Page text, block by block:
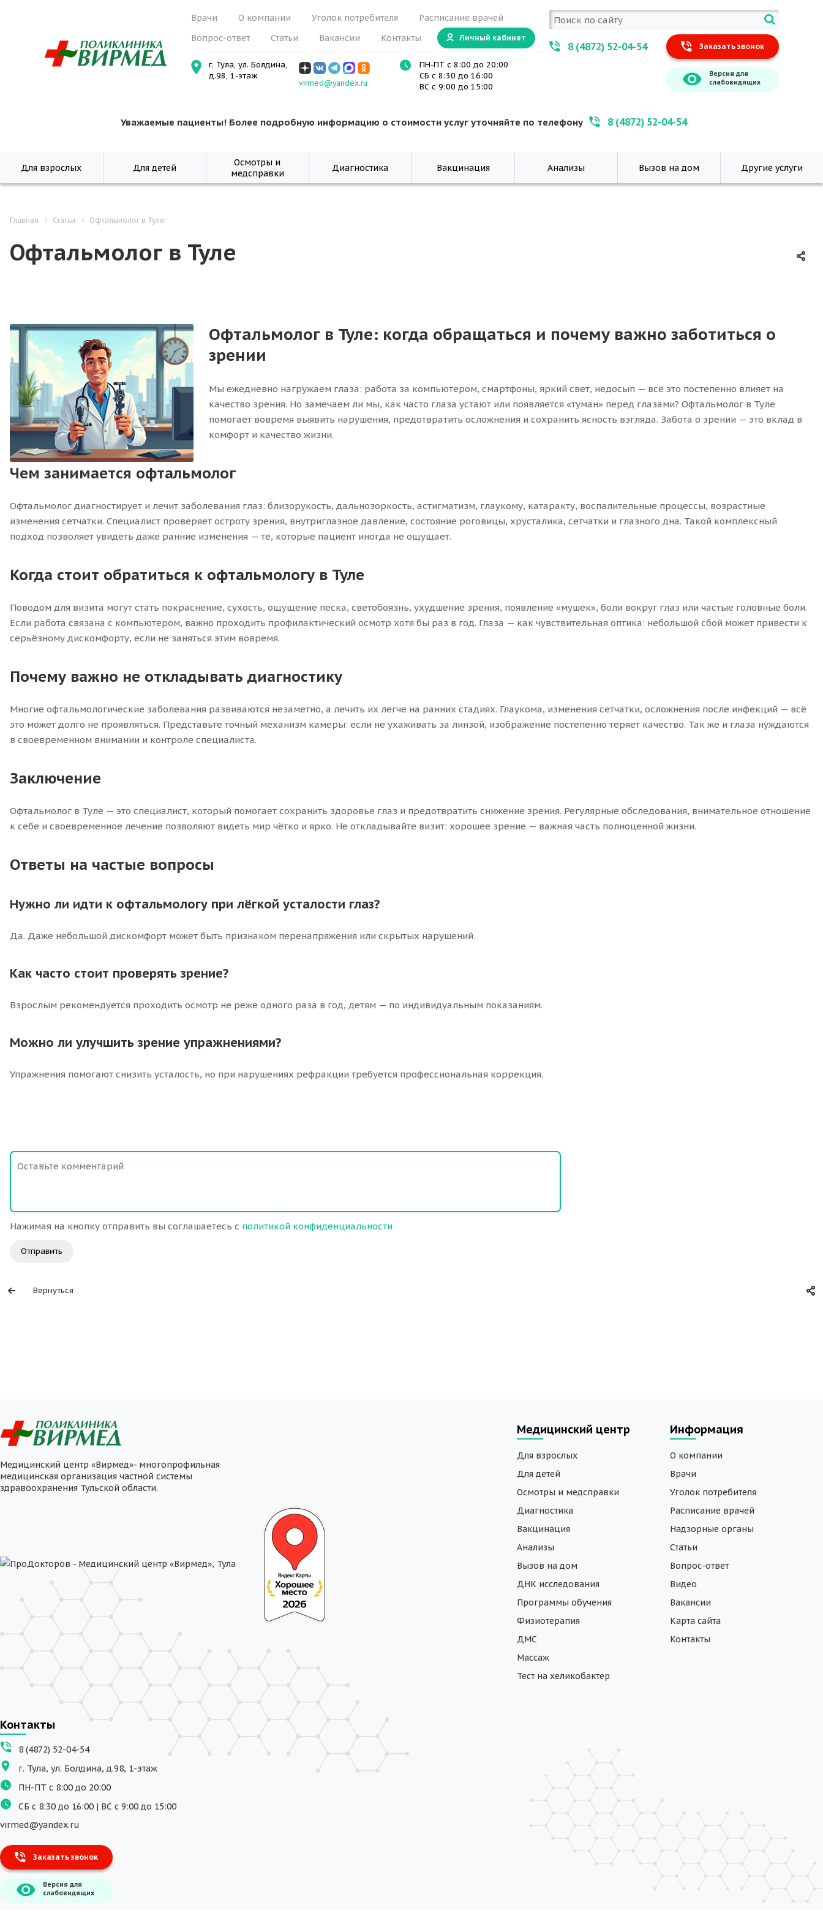
Врачи О компании Уголок потребителя
Расписание врачей
Вопрос-ответ
Статьи Вакансии Контакты Личный кабинет
г. Тула, ул. Болдина,
д.98, 1-этаж
virmed@yandex.ru
ПН-ПТ с 8:00 до 20:00
СБ с 8:30 до 16:00
ВС с 9:00 до 15:00
8 (4872) 52-04-54 Заказать звонок
Версия для
слабовидящих
Уважаемые пациенты! Более подробную информацию о стоимости услуг уточняйте по телефону 8 (4872) 52-04-54
Для взрослых Для детей
Осмотры и
медсправки
Диагностика Вакцинация Анализы Вызов на дом Другие услуги
Главная Статьи Офтальмолог в Туле
Офтальмолог в Туле
Офтальмолог в Туле: когда обращаться и почему важно заботиться о
зрении
Мы ежедневно нагружаем глаза: работа за компьютером, смартфоны, яркий свет, недосып — всё это постепенно влияет на
качество зрения. Но замечаем ли мы, как часто глаза устают или появляется «туман» перед глазами? Офтальмолог в Туле
помогает вовремя выявить нарушения, предотвратить осложнения и сохранить ясность взгляда. Забота о зрении — это вклад в
комфорт и качество жизни.
Чем занимается офтальмолог
Офтальмолог диагностирует и лечит заболевания глаз: близорукость, дальнозоркость, астигматизм, глаукому, катаракту, воспалительные процессы, возрастные
изменения сетчатки. Специалист проверяет остроту зрения, внутриглазное давление, состояние роговицы, хрусталика, сетчатки и глазного дна. Такой комплексный
подход позволяет увидеть даже ранние изменения — те, которые пациент иногда не ощущает.
Когда стоит обратиться к офтальмологу в Туле
Поводом для визита могут стать покраснение, сухость, ощущение песка, светобоязнь, ухудшение зрения, появление «мушек», боли вокруг глаз или частые головные боли.
Если работа связана с компьютером, важно проходить профилактический осмотр хотя бы раз в год. Глаза — как чувствительная оптика: небольшой сбой может привести к
серьёзному дискомфорту, если не заняться этим вовремя.
Почему важно не откладывать диагностику
Многие офтальмологические заболевания развиваются незаметно, а лечить их легче на ранних стадиях. Глаукома, изменения сетчатки, осложнения после инфекций — всё
это может долго не проявляться. Представьте точный механизм камеры: если не ухаживать за линзой, изображение постепенно теряет качество. Так же и глаза нуждаются
в своевременном внимании и контроле специалиста.
Заключение
Офтальмолог в Туле — это специалист, который помогает сохранить здоровье глаз и предотвратить снижение зрения. Регулярные обследования, внимательное отношение
к себе и своевременное лечение позволяют видеть мир чётко и ярко. Не откладывайте визит: хорошее зрение — важная часть полноценной жизни.
Ответы на частые вопросы
Нужно ли идти к офтальмологу при лёгкой усталости глаз?
Да. Даже небольшой дискомфорт может быть признаком перенапряжения или скрытых нарушений.
Как часто стоит проверять зрение?
Взрослым рекомендуется проходить осмотр не реже одного раза в год, детям — по индивидуальным показаниям.
Можно ли улучшить зрение упражнениями?
Упражнения помогают снизить усталость, но при нарушениях рефракции требуется профессиональная коррекция.
Нажимая на кнопку отправить вы соглашаетесь с политикой конфиденциальности
Отправить
Вернуться
Медицинский центр «Вирмед»- многопрофильная
медицинская организация частной системы
здравоохранения Тульской области.
Медицинский центр
Для взрослых
Для детей
Осмотры и медсправки
Диагностика
Вакцинация
Анализы
Вызов на дом
ДНК исследования
Программы обучения
Физиотерапия
ДМС
Массаж
Тест на хеликобактер
Информация
О компании
Врачи
Уголок потребителя
Расписание врачей
Надзорные органы
Статьи
Вопрос-ответ
Видео
Вакансии
Карта сайта
Контакты
Контакты
8 (4872) 52-04-54
г. Тула, ул. Болдина, д.98, 1-этаж
ПН-ПТ с 8:00 до 20:00
СБ с 8:30 до 16:00 | ВС с 9:00 до 15:00
virmed@yandex.ru
Заказать звонок
Версия для
слабовидящих